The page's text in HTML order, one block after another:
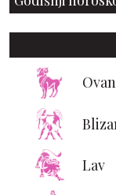
Ovan
Lav